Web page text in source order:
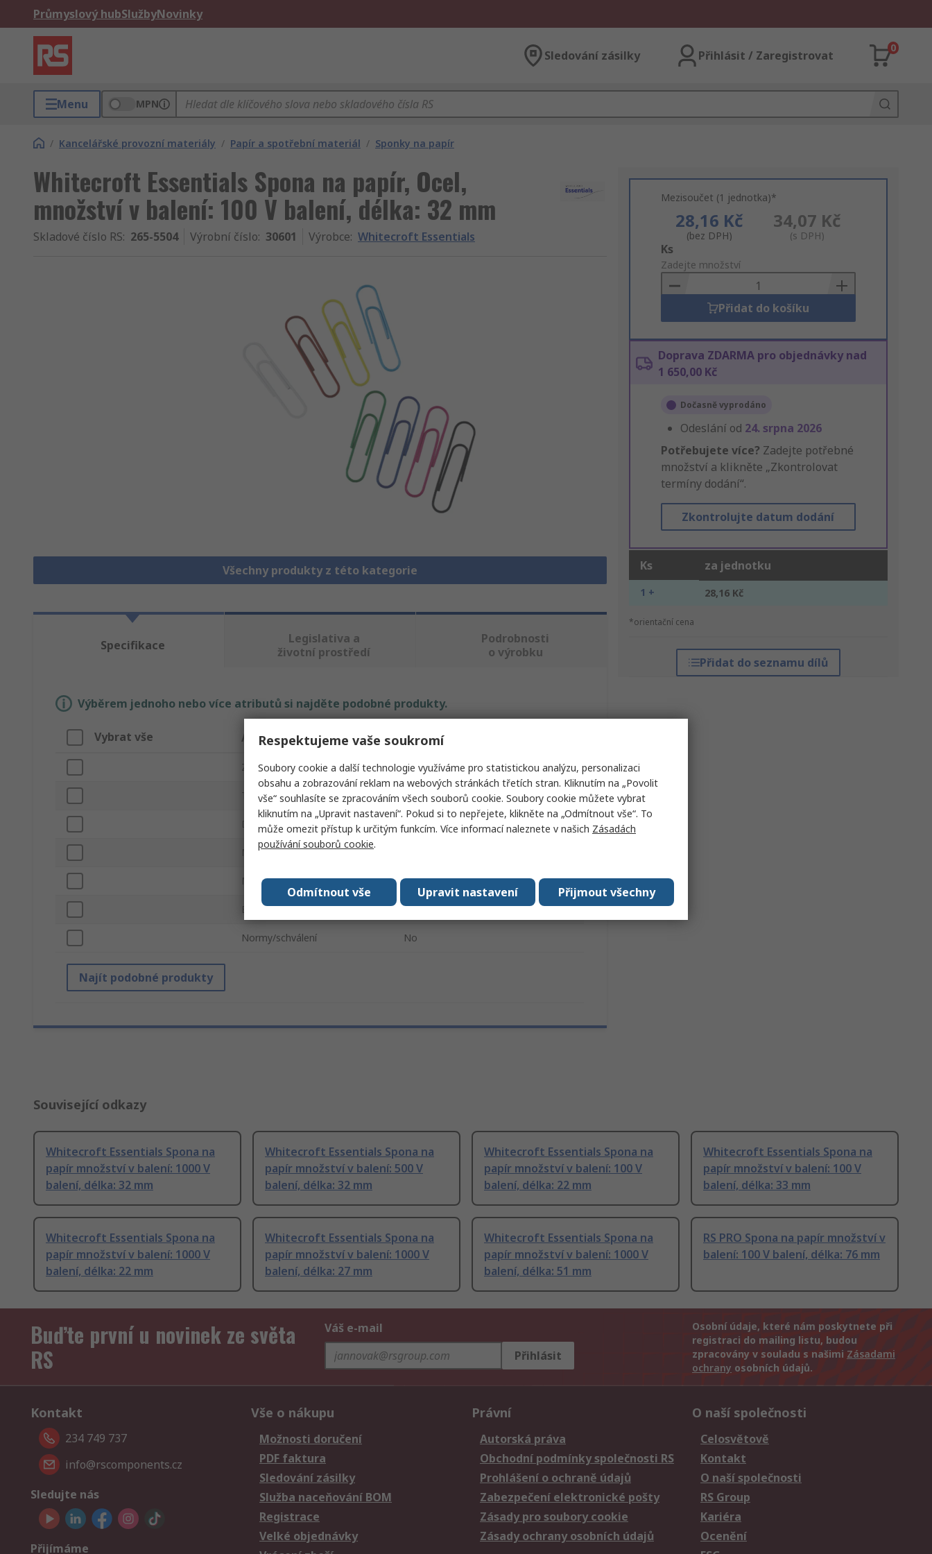
Průmyslový hubSlužbyNovinky
Sledování zásilky Přihlásit / Zaregistrovat
0
Menu MPN
/ Kancelářské provozní materiály / Papír a spotřební materiál / Sponky na papír
Whitecroft Essentials Spona na papír, Ocel,
množství v balení: 100 V balení, délka: 32 mm
Skladové číslo RS: 265-5504 Výrobní číslo: 30601 Výrobce: Whitecroft Essentials
Všechny produkty z této kategorie
Mezisoučet (1 jednotka)*
28,16 Kč
(bez DPH)
34,07 Kč
(s DPH)
Add
to
Basket
Ks
Zadejte množství
Přidat do košíku
Doprava ZDARMA pro objednávky nad
1 650,00 Kč
Dočasně vyprodáno
Odeslání od 24. srpna 2026
Potřebujete více? Zadejte potřebné
množství a klikněte „Zkontrolovat
termíny dodání“.
Zkontrolujte datum dodání
Ks za jednotku
1 + 28,16 Kč
*orientační cena
Přidat do seznamu dílů
Specifikace
Legislativa a
životní prostředí
Podrobnosti
o výrobku
Výběrem jednoho nebo více atributů si najděte podobné produkty.
Vybrat vše Atribut Hodnota
Značka Whitecroft Essentials
Typ produktu Spona na papír
Délka 32mm
Materiál
Množství v balení 100V balení
Barva Různé
Normy/schválení No
Najít podobné produkty
Související odkazy
Whitecroft Essentials Spona na
papír množství v balení: 1000 V
balení, délka: 32 mm
Whitecroft Essentials Spona na
papír množství v balení: 500 V
balení, délka: 32 mm
Whitecroft Essentials Spona na
papír množství v balení: 100 V
balení, délka: 22 mm
Whitecroft Essentials Spona na
papír množství v balení: 100 V
balení, délka: 33 mm
Whitecroft Essentials Spona na
papír množství v balení: 1000 V
balení, délka: 22 mm
Whitecroft Essentials Spona na
papír množství v balení: 1000 V
balení, délka: 27 mm
Whitecroft Essentials Spona na
papír množství v balení: 1000 V
balení, délka: 51 mm
RS PRO Spona na papír množství v
balení: 100 V balení, délka: 76 mm
Buďte první u novinek ze světa
RS
Váš e-mail
Přihlásit
Osobní údaje, které nám poskytnete při
registraci do mailing listu, budou
zpracovány v souladu s našimi Zásadami
ochrany osobních údajů.
Kontakt
234 749 737
info@rscomponents.cz
Sledujte nás
Přijímáme
Vše o nákupu
Možnosti doručení
PDF faktura
Sledování zásilky
Služba naceňování BOM
Registrace
Velké objednávky
Právní
Autorská práva
Obchodní podmínky společnosti RS
Prohlášení o ochraně údajů
Zabezpečení elektronické pošty
Zásady pro soubory cookie
Zásady ochrany osobních údajů
O naší společnosti
Celosvětově
Kontakt
O naší společnosti
RS Group
Kariéra
Ocenění
Respektujeme vaše soukromí
Soubory cookie a další technologie využíváme pro statistickou analýzu, personalizaci
obsahu a zobrazování reklam na webových stránkách třetích stran. Kliknutím na „Povolit
vše“ souhlasíte se zpracováním všech souborů cookie. Soubory cookie můžete vybrat
kliknutím na „Upravit nastavení“. Pokud si to nepřejete, klikněte na „Odmítnout vše“. To
může omezit přístup k určitým funkcím. Více informací naleznete v našich Zásadách
používání souborů cookie.
Přijmout všechny
Upravit nastavení
Odmítnout vše